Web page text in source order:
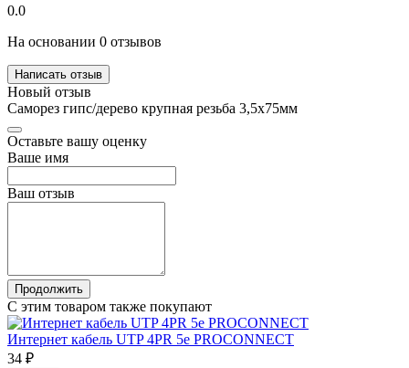
0.0
На основании 0 отзывов
Написать отзыв
Новый отзыв
Саморез гипс/дерево крупная резьба 3,5х75мм
Оставьте вашу оценку
Ваше имя
Ваш отзыв
Продолжить
С этим товаром также покупают
Интернет кабель UTP 4PR 5e PROCONNECT
34 ₽